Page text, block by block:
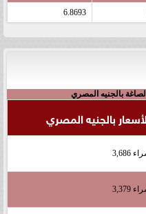
6.8693
بالجنيه المصري
بالجنيه المصري